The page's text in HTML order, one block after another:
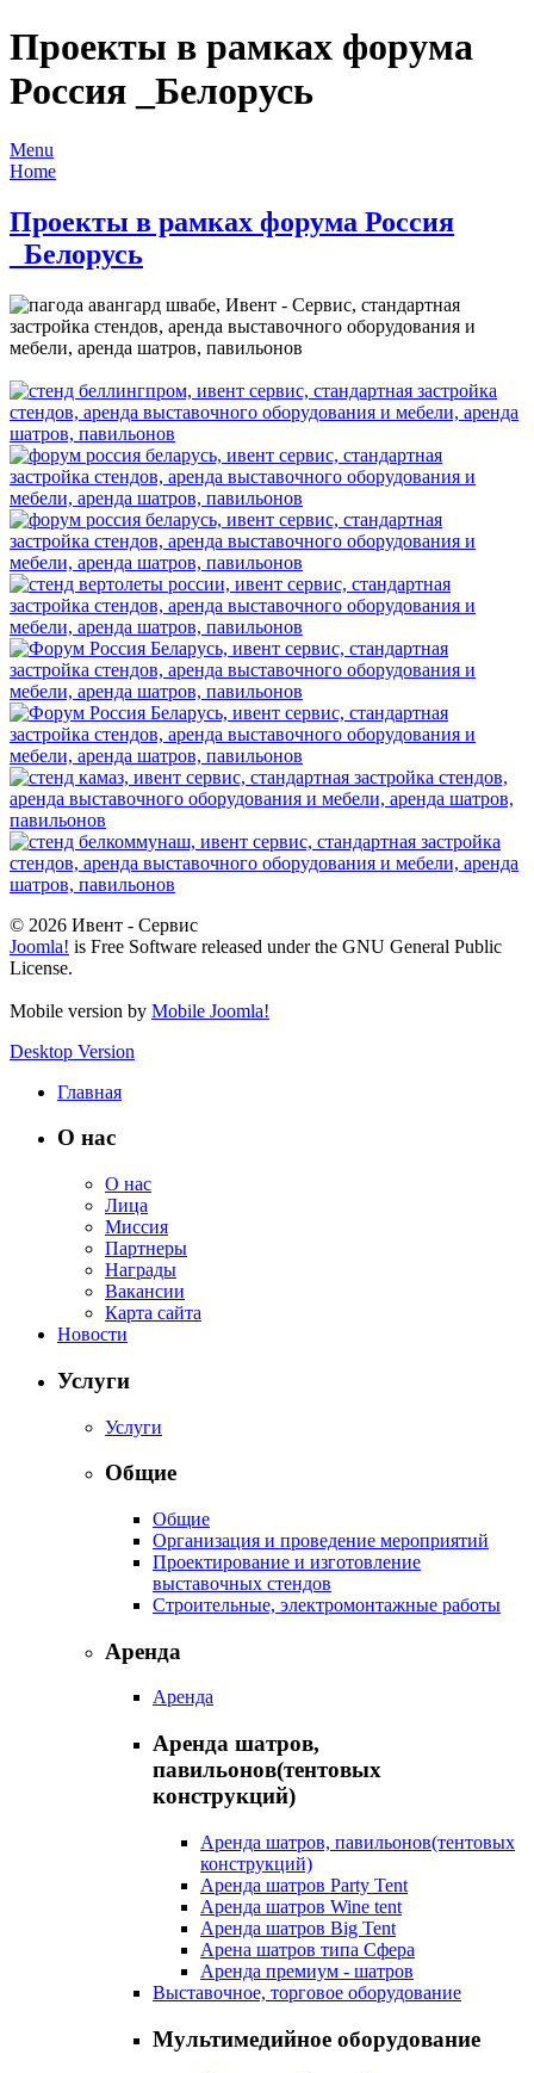
Проекты в рамках форума
Россия _Белорусь
Menu
Home
Проекты в рамках форума Россия
_Белорусь
© 2026 Ивент - Сервис
Joomla! is Free Software released under the GNU General Public
License.
Mobile version by Mobile Joomla!
Desktop Version
Главная
О нас
О нас
Лица
Миссия
Партнеры
Награды
Вакансии
Карта сайта
Новости
Услуги
Услуги
Общие
Общие
Организация и проведение мероприятий
Проектирование и изготовление
выставочных стендов
Строительные, электромонтажные работы
Аренда
Аренда
Аренда шатров,
павильонов(тентовых
конструкций)
Аренда шатров, павильонов(тентовых
конструкций)
Аренда шатров Party Tent
Аренда шатров Wine tent
Аренда шатров Big Tent
Арена шатров типа Сфера
Аренда премиум - шатров
Выставочное, торговое оборудование
Мультимедийное оборудование